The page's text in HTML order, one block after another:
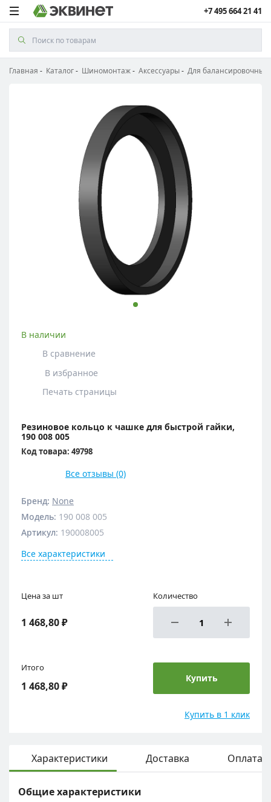
+7 495 664 21 41
Главная Каталог Шиномонтаж Аксессуары Для балансировочных
В наличии
В сравнение
В избранное
Печать страницы
Резиновое кольцо к чашке для быстрой гайки,
190 008 005
Код товара: 49798
Все отзывы (0)
Бренд: None
Модель: 190 008 005
Артикул: 190008005
Все характеристики
Цена за шт
1 468,80 ₽
Количество
Итого
1 468,80 ₽
Купить
Купить в 1 клик
Характеристики Доставка Оплата
Общие характеристики